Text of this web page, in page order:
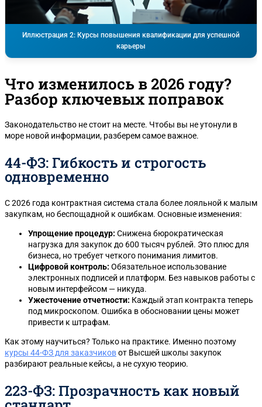
Иллюстрация 2: Курсы повышения квалификации для успешной
карьеры
Что изменилось в 2026 году?
Разбор ключевых поправок
Законодательство не стоит на месте. Чтобы вы не утонули в
море новой информации, разберем самое важное.
44-ФЗ: Гибкость и строгость
одновременно
С 2026 года контрактная система стала более лояльной к малым
закупкам, но беспощадной к ошибкам. Основные изменения:
Упрощение процедур: Снижена бюрократическая
нагрузка для закупок до 600 тысяч рублей. Это плюс для
бизнеса, но требует четкого понимания лимитов.
Цифровой контроль: Обязательное использование
электронных подписей и платформ. Без навыков работы с
новым интерфейсом — никуда.
Ужесточение отчетности: Каждый этап контракта теперь
под микроскопом. Ошибка в обосновании цены может
привести к штрафам.
Как этому научиться? Только на практике. Именно поэтому
курсы 44-ФЗ для заказчиковот Высшей школы закупок
разбирают реальные кейсы, а не сухую теорию.
223-ФЗ: Прозрачность как новый